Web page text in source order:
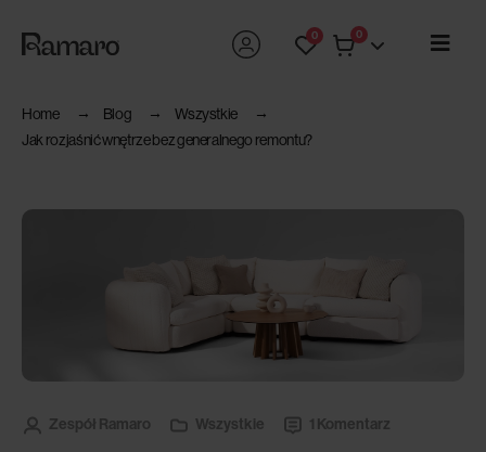
0 0
Home Blog
Wszystkie
Jak rozjaśnić wnętrze bez generalnego remontu?
Zespół Ramaro Wszystkie 1 Komentarz